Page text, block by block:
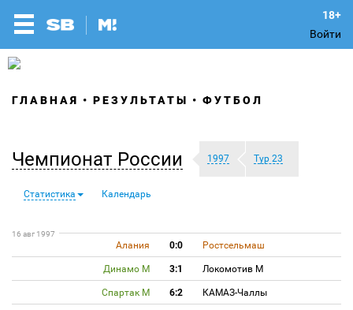
Войти
ГЛАВНАЯ РЕЗУЛЬТАТЫ ФУТБОЛ
Чемпионат России 1997 Тур 23
Статистика Календарь
16 авг 1997
Алания 0:0 Ростсельмаш
Динамо М 3:1 Локомотив М
Спартак М 6:2 КАМАЗ-Чаллы